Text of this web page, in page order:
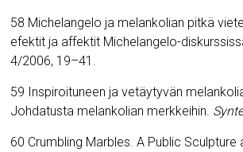
58 Michelangelo ja melankolian pitkä
efektit ja affektit Michelangelo-
4/2006, 19–41.
59 Inspiroituneen ja vetäytyvän
Johdatusta melankolian merkkeihin.
60 Crumbling Marbles. A Public Sculpture